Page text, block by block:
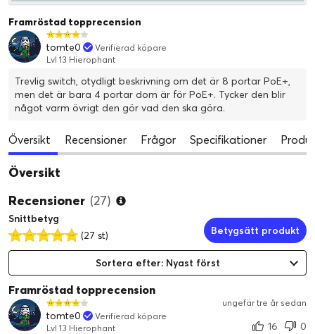
Framröstad topprecension
tomte0
Verifierad köpare
Lvl 13 Hierophant
Trevlig switch, otydligt beskrivning om det är 8 portar PoE+,
men det är bara 4 portar dom är för PoE+. Tycker den blir
något varm övrigt den gör vad den ska göra.
Översikt Recensioner Frågor Specifikationer
Översikt
Recensioner (27)
Snittbetyg
(27 st)
Betygsätt produkt
Sortera efter: Nyast först
Framröstad topprecension
ungefär tre år sedan
tomte0
Verifierad köpare
Lvl 13 Hierophant
16
0